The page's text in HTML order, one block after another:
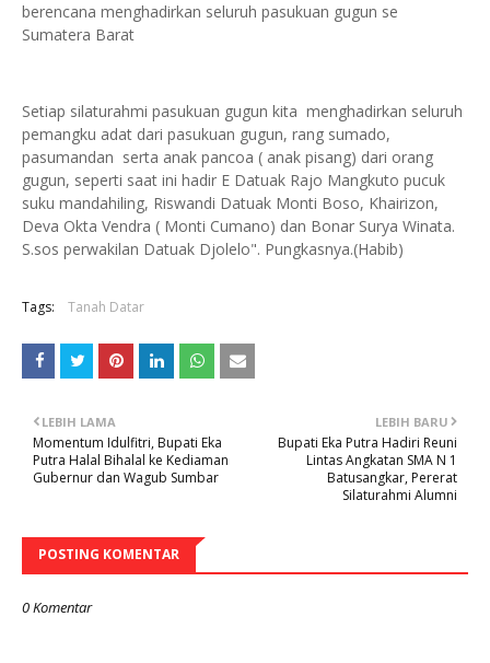
berencana menghadirkan seluruh pasukuan gugun se
Sumatera Barat
Setiap silaturahmi pasukuan gugun kita menghadirkan seluruh
pemangku adat dari pasukuan gugun, rang sumado,
pasumandan serta anak pancoa ( anak pisang) dari orang
gugun, seperti saat ini hadir E Datuak Rajo Mangkuto pucuk
suku mandahiling, Riswandi Datuak Monti Boso, Khairizon,
Deva Okta Vendra ( Monti Cumano) dan Bonar Surya Winata.
S.sos perwakilan Datuak Djolelo". Pungkasnya.(Habib)
Tags: Tanah Datar
LEBIH BARU
Bupati Eka Putra Hadiri Reuni
Lintas Angkatan SMA N 1
Batusangkar, Pererat
Silaturahmi Alumni
LEBIH LAMA
Momentum Idulfitri, Bupati Eka
Putra Halal Bihalal ke Kediaman
Gubernur dan Wagub Sumbar
POSTING KOMENTAR
0 Komentar